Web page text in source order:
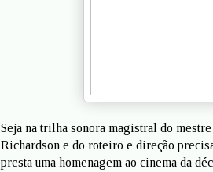
Seja na trilha sonora magistral do
Richardson e do roteiro e direção
presta uma homenagem ao cinema da